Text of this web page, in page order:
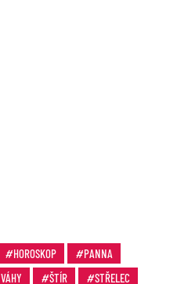
HOROSKOP
PANNA
VÁHY ŠTÍR
STŘELEC